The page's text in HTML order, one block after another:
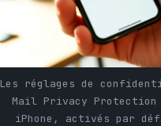
Les réglages de
Mail Privacy Protection
iPhone, activés par